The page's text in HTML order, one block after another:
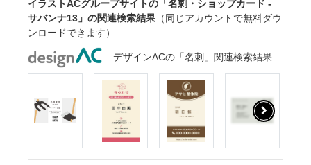
イラストACグループサイトの「名刺・ショップカード -
サバンナ13」の関連検索結果 （同じアカウントで無料ダウ
ンロードできます）
デザインACの「名刺」関連検索結果